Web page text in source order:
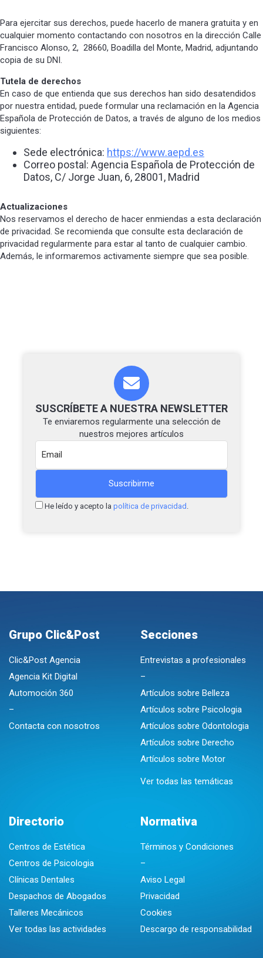
Para ejercitar sus derechos, puede hacerlo de manera gratuita y en
cualquier momento contactando con nosotros en la dirección Calle
Francisco Alonso, 2, 28660, Boadilla del Monte, Madrid, adjuntando
copia de su DNI.
Tutela de derechos
En caso de que entienda que sus derechos han sido desatendidos
por nuestra entidad, puede formular una reclamación en la Agencia
Española de Protección de Datos, a través de alguno de los medios
siguientes:
Sede electrónica: https://www.aepd.es
Correo postal: Agencia Española de Protección de
Datos, C/ Jorge Juan, 6, 28001, Madrid
Actualizaciones
Nos reservamos el derecho de hacer enmiendas a esta declaración
de privacidad. Se recomienda que consulte esta declaración de
privacidad regularmente para estar al tanto de cualquier cambio.
Además, le informaremos activamente siempre que sea posible.
SUSCRÍBETE A NUESTRA NEWSLETTER
Te enviaremos regularmente una selección de
nuestros mejores artículos
He leído y acepto la política de privacidad .
Grupo Clic&Post
Clic&Post Agencia
Agencia Kit Digital
Automoción 360
–
Contacta con nosotros
Secciones
Entrevistas a profesionales
–
Artículos sobre Belleza
Artículos sobre Psicologia
Artículos sobre Odontologia
Artículos sobre Derecho
Artículos sobre Motor
Ver todas las temáticas
Directorio
Centros de Estética
Centros de Psicologia
Clínicas Dentales
Despachos de Abogados
Talleres Mecánicos
Ver todas las actividades
Normativa
Términos y Condiciones
–
Aviso Legal
Privacidad
Cookies
Descargo de responsabilidad